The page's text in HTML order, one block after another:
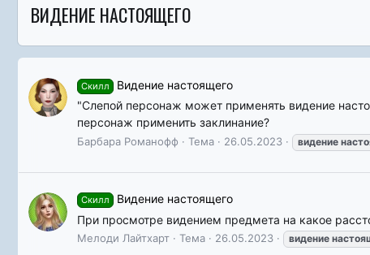
ВИДЕНИЕ НАСТОЯЩЕГО
Скилл
Видение настоящего
"Слепой персонаж может применять видение
персонаж применить заклинание?
Барбара Романофф Тема 26.05.2023 видение
Скилл
Видение настоящего
При просмотре видением предмета на какое
Мелоди Лайтхарт Тема 26.05.2023 видение